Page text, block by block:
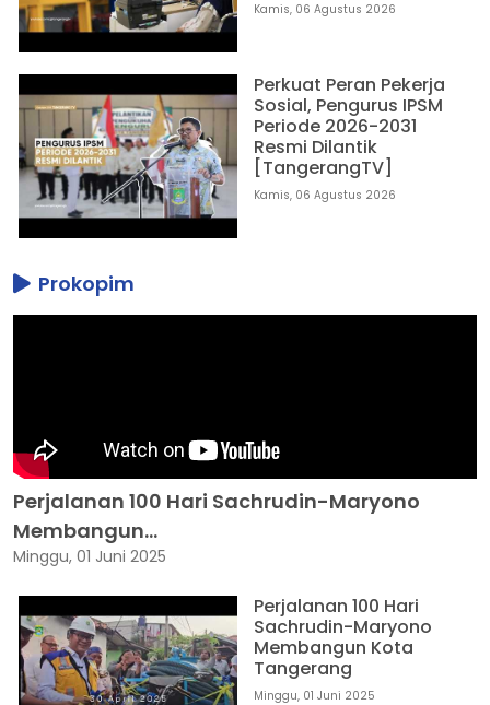
Kamis, 06 Agustus 2026
Perkuat Peran Pekerja
Sosial, Pengurus IPSM
Periode 2026-2031
Resmi Dilantik
[TangerangTV]
Kamis, 06 Agustus 2026
Prokopim
Perjalanan 100 Hari Sachrudin-Maryono
Membangun...
Minggu, 01 Juni 2025
Perjalanan 100 Hari
Sachrudin-Maryono
Membangun Kota
Tangerang
Minggu, 01 Juni 2025